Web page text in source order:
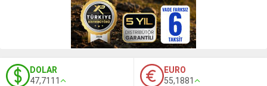
DOLAR
47,7111
EURO
55,1881